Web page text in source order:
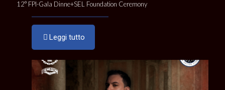
12° FPI-Gala Dinne+SEL Foundation Ceremony
Leggi tutto